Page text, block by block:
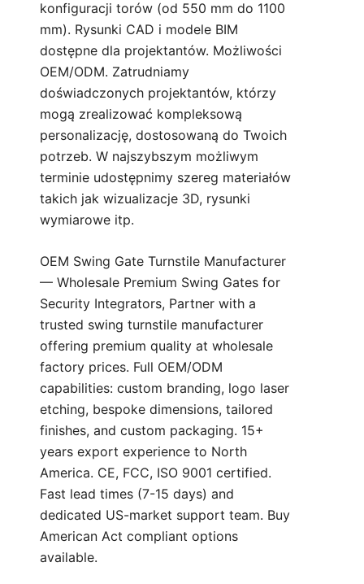
konfiguracji torów (od 550 mm do 1100
mm). Rysunki CAD i modele BIM
dostępne dla projektantów. Możliwości
OEM/ODM. Zatrudniamy
doświadczonych projektantów, którzy
mogą zrealizować kompleksową
personalizację, dostosowaną do Twoich
potrzeb. W najszybszym możliwym
terminie udostępnimy szereg materiałów
takich jak wizualizacje 3D, rysunki
wymiarowe itp.
OEM Swing Gate Turnstile Manufacturer
— Wholesale Premium Swing Gates for
Security Integrators, Partner with a
trusted swing turnstile manufacturer
offering premium quality at wholesale
factory prices. Full OEM/ODM
capabilities: custom branding, logo laser
etching, bespoke dimensions, tailored
finishes, and custom packaging. 15+
years export experience to North
America. CE, FCC, ISO 9001 certified.
Fast lead times (7-15 days) and
dedicated US-market support team. Buy
American Act compliant options
available.